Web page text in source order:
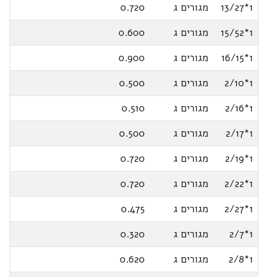
1*13/27
מגורים ג
0.720
1*15/52
מגורים ג
0.600
1*16/15
מגורים ג
0.900
1*2/10
מגורים ג
0.500
1*2/16
מגורים ג
0.510
1*2/17
מגורים ג
0.500
1*2/19
מגורים ג
0.720
1*2/22
מגורים ג
0.720
1*2/27
מגורים ג
0.475
1*2/7
מגורים ג
0.320
1*2/8
מגורים ג
0.620